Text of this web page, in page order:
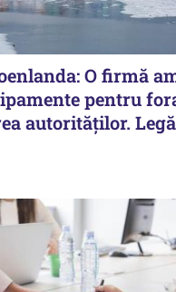
O firmă
pentru
autorităților.